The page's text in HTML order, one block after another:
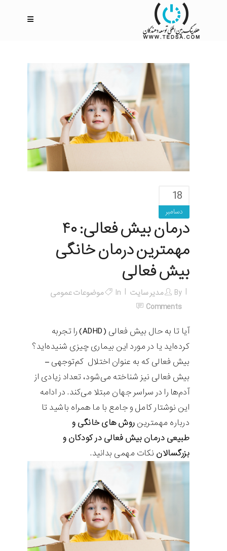
18
دسامبر
درمان بیش فعالی: ۴۰
مهمترین درمان خانگی
بیش فعالی
By مدیر سایت In
موضوعات عمومی
Comments
آیا تا به حال بیش فعالی (ADHD) را تجربه
کرده‌اید یا در مورد این بیماری چیزی شنیده‌اید؟
بیش فعالی که به عنوان اختلال کم‌توجهی –
بیش فعالی نیز شناخته می‌شود، تعداد زیادی از
آدم‌ها را در سراسر جهان مبتلا می‌کند. در ادامه
این نوشتار کامل و جامع با ما همراه باشید تا
درباره مهمترین روش های خانگی و
طبیعی درمان بیش فعالی در کودکان و
بزرگسالان نکات مهمی بدانید.